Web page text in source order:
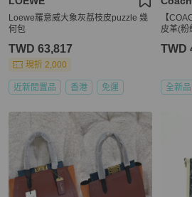
Loewe羅意威大象灰荔枝皮puzzle 幾
何包
TWD 63,817
現折 2,000
近新閒置品 香港 免運
【
皮革(粉
TWD
全新品